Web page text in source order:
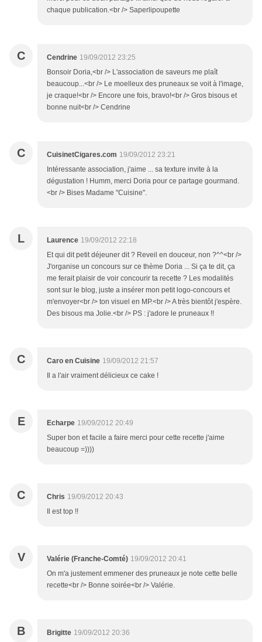
chaque publication.<br /> Saperlipoupette
C Cendrine 19/09/2012 23:25
Bonsoir Doria,<br /> L'association de saveurs me plaît
beaucoup...<br /> Le moelleux des pruneaux se voit à l'image,
je craque!<br /> Encore une fois, bravo!<br /> Gros bisous et
bonne nuit<br /> Cendrine
C CuisinetCigares.com 19/09/2012 23:21
Intéressante association, j'aime ... sa texture invite à la
dégustation ! Humm, merci Doria pour ce partage gourmand.
<br /> Bises Madame "Cuisine".
L Laurence 19/09/2012 22:18
Et qui dit petit déjeuner dit ? Reveil en douceur, non ?^^<br />
J'organise un concours sur ce thème Doria ... Si ça te dit, ça
me ferait plaisir de voir concourir ta recette ? Les modalités
sont sur le blog, juste a insérer mon petit logo-concours et
m'envoyer<br /> ton visuel en MP.<br /> A très bientôt j'espère.
Des bisous ma Jolie.<br /> PS : j'adore le pruneaux !!
C Caro en Cuisine 19/09/2012 21:57
Il a l'air vraiment délicieux ce cake !
E Echarpe 19/09/2012 20:49
Super bon et facile a faire merci pour cette recette j'aime
beaucoup =))))
C Chris 19/09/2012 20:43
Il est top !!
V Valérie (Franche-Comté) 19/09/2012 20:41
On m'a justement emmener des pruneaux je note cette belle
recette<br /> Bonne soirée<br /> Valérie.
B Brigitte 19/09/2012 20:36